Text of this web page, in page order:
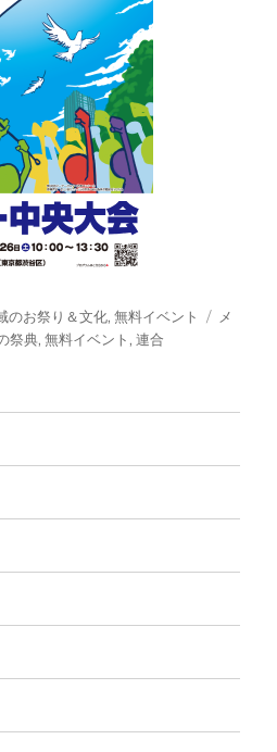
のお祭り＆文化,無料イベント
タ
メ
祭典,無料イベント ,連合